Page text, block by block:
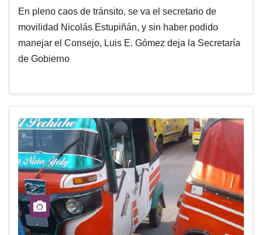
En pleno caos de tránsito, se va el secretario de
movilidad Nicolás Estupiñán, y sin haber podido
manejar el Consejo, Luis E. Gómez deja la Secretaría
de Gobierno